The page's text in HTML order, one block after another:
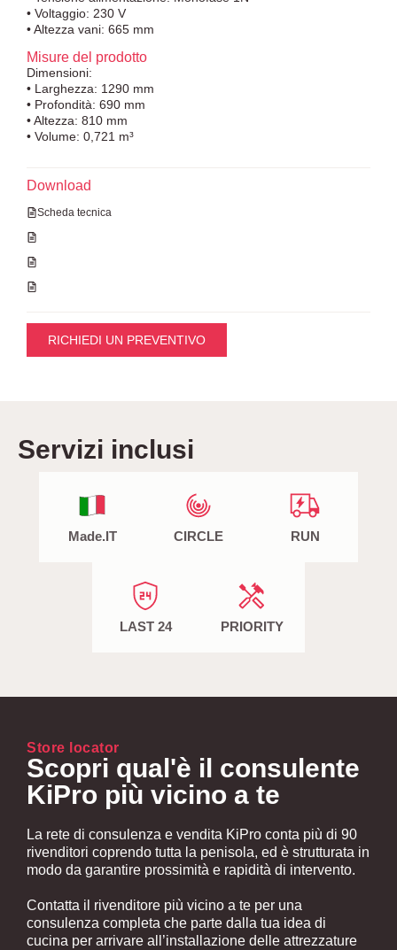
• Voltaggio: 230 V
• Altezza vani: 665 mm
Dimensioni:
• Larghezza: 1290 mm
• Profondità: 690 mm
• Altezza: 810 mm
• Volume: 0,721 m³
Misure del prodotto
Download
Scheda tecnica
RICHIEDI UN PREVENTIVO
Servizi inclusi
Made.IT CIRCLE RUN
LAST 24 PRIORITY
Store locator
Scopri qual'è il consulente
KiPro più vicino a te
La rete di consulenza e vendita KiPro conta più di 90
rivenditori coprendo tutta la penisola, ed è strutturata in
modo da garantire prossimità e rapidità di intervento.
Contatta il rivenditore più vicino a te per una
consulenza completa che parte dalla tua idea di
cucina per arrivare all’installazione delle attrezzature